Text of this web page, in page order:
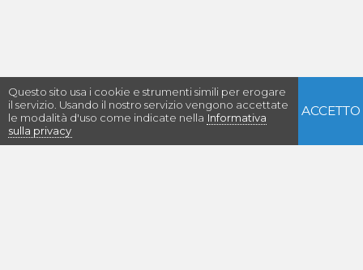
Questo sito usa i cookie e strumenti simili per erogare
il servizio. Usando il nostro servizio vengono accettate
le modalità d'uso come indicate nella Informativa
sulla privacy
ACCETTO